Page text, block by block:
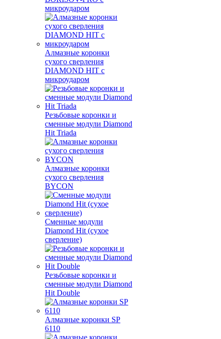
микроударом
Алмазные коронки
сухого сверления
DIAMOND HIT с
микроударом
Резьбовые коронки и
сменные модули Diamond
Hit Triada
Алмазные коронки
сухого сверления
BYCON
Сменные модули
Diamond Hit (сухое
сверление)
Резьбовые коронки и
сменные модули Diamond
Hit Double
Алмазные коронки SP
6110